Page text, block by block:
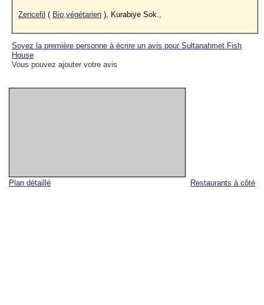
Restaurants à côté
Plan détaillé
Zencefil ( Bio,végétarien ), Kurabiye Sok.,
Soyez la première personne à écrire un avis pour Sultanahmet Fish
House
Vous pouvez ajouter votre avis